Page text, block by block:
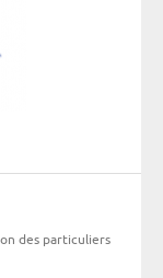
des particuliers